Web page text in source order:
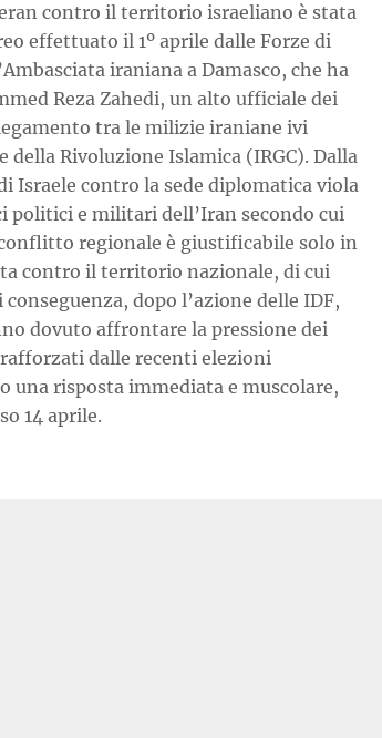
contro il territorio israeliano è stata
effettuato il 1º aprile dalle Forze di
iraniana a Damasco, che ha
Reza Zahedi, un alto ufficiale dei
tra le milizie iraniane ivi
della Rivoluzione Islamica (IRGC). Dalla
Israele contro la sede diplomatica viola
politici e militari dell’Iran secondo cui
regionale è giustificabile solo in
contro il territorio nazionale, di cui
dopo l’azione delle IDF,
dovuto affrontare la pressione dei
dalle recenti elezioni
una risposta immediata e muscolare,
14 aprile.